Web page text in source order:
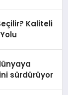
Kaliteli
sürdürüyor